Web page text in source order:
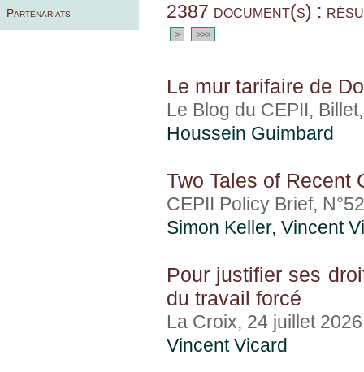
Partenariats 2387 document(s) :
> >>>
Le mur tarifaire de
Le Blog du CEPII,
Houssein Guimbard
Two Tales of Recent
CEPII Policy Brief,
Simon Keller, Vincent
Pour justifier ses
du travail forcé
La Croix, 24 juillet 2026
Vincent Vicard